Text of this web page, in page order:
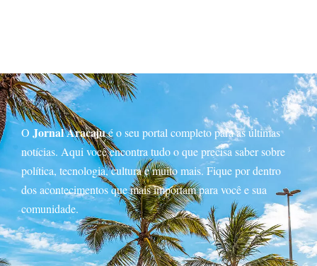
O Jornal Aracajué o seu portal completo para as últimas
notícias. Aqui você encontra tudo o que precisa saber sobre
política, tecnologia, cultura e muito mais. Fique por dentro
dos acontecimentos que mais importam para você e sua
comunidade.